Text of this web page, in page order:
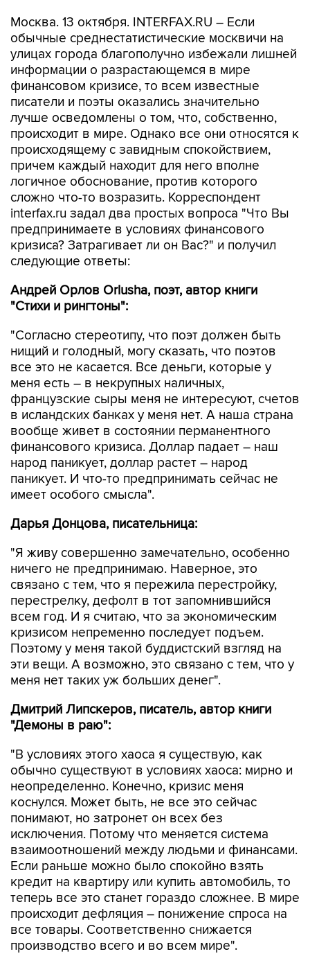
Москва. 13 октября. INTERFAX.RU – Если
обычные среднестатистические москвичи на
улицах города благополучно избежали лишней
информации о разрастающемся в мире
финансовом кризисе, то всем известные
писатели и поэты оказались значительно
лучше осведомлены о том, что, собственно,
происходит в мире. Однако все они относятся к
происходящему с завидным спокойствием,
причем каждый находит для него вполне
логичное обоснование, против которого
сложно что-то возразить. Корреспондент
interfax.ru задал два простых вопроса "Что Вы
предпринимаете в условиях финансового
кризиса? Затрагивает ли он Вас?" и получил
следующие ответы:
Андрей Орлов Orlusha, поэт, автор книги
"Стихи и рингтоны":
"Согласно стереотипу, что поэт должен быть
нищий и голодный, могу сказать, что поэтов
все это не касается. Все деньги, которые у
меня есть – в некрупных наличных,
французские сыры меня не интересуют, счетов
в исландских банках у меня нет. А наша страна
вообще живет в состоянии перманентного
финансового кризиса. Доллар падает – наш
народ паникует, доллар растет – народ
паникует. И что-то предпринимать сейчас не
имеет особого смысла".
Дарья Донцова, писательница:
"Я живу совершенно замечательно, особенно
ничего не предпринимаю. Наверное, это
связано с тем, что я пережила перестройку,
перестрелку, дефолт в тот запомнившийся
всем год. И я считаю, что за экономическим
кризисом непременно последует подъем.
Поэтому у меня такой буддистский взгляд на
эти вещи. А возможно, это связано с тем, что у
меня нет таких уж больших денег".
Дмитрий Липскеров, писатель, автор книги
"Демоны в раю":
"В условиях этого хаоса я существую, как
обычно существуют в условиях хаоса: мирно и
неопределенно. Конечно, кризис меня
коснулся. Может быть, не все это сейчас
понимают, но затронет он всех без
исключения. Потому что меняется система
взаимоотношений между людьми и финансами.
Если раньше можно было спокойно взять
кредит на квартиру или купить автомобиль, то
теперь все это станет гораздо сложнее. В мире
происходит дефляция – понижение спроса на
все товары. Соответственно снижается
производство всего и во всем мире".